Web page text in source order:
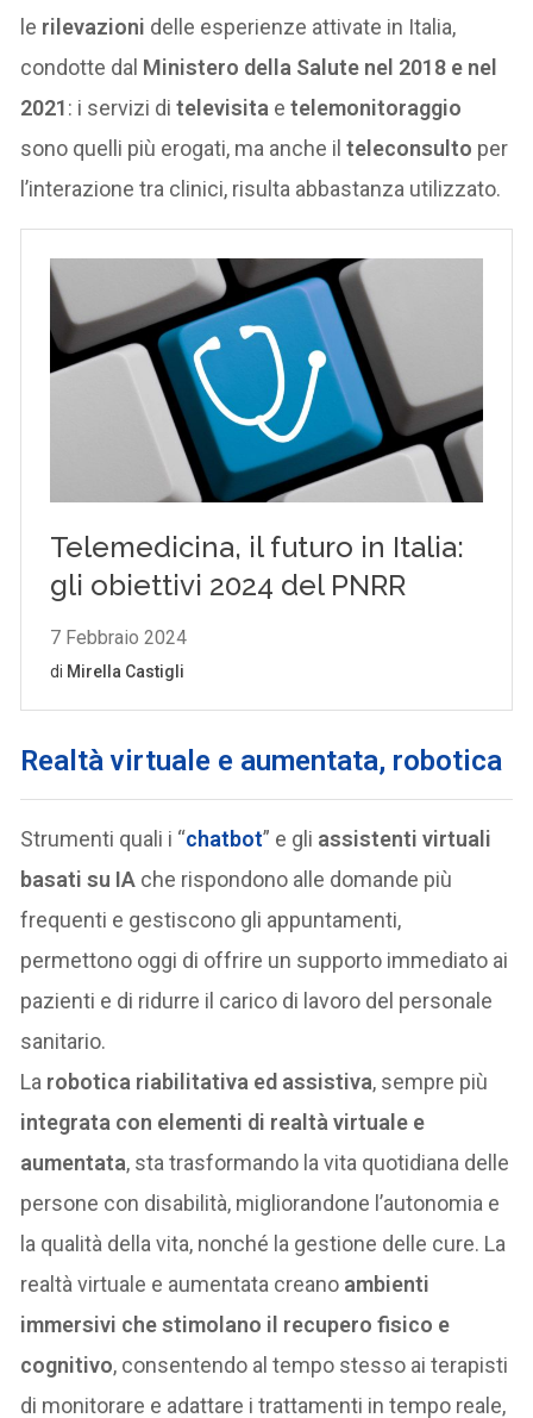
le rilevazioni delle esperienze attivate in Italia,
condotte dal Ministero della Salute nel 2018 e nel
2021: i servizi ditelevisita etelemonitoraggio
sono quelli più erogati, ma anche ilteleconsulto per
l’interazione tra clinici, risulta abbastanza utilizzato.
Realtà virtuale e aumentata, robotica
Strumenti quali i “chatbot” e gli assistenti virtuali
basati su IA che rispondono alle domande più
frequenti e gestiscono gli appuntamenti,
permettono oggi di offrire un supporto immediato ai
pazienti e di ridurre il carico di lavoro del personale
sanitario.
La robotica riabilitativa ed assistiva, sempre più
integrata con elementi di realtà virtuale e
aumentata, sta trasformando la vita quotidiana delle
persone con disabilità, migliorandone l’autonomia e
la qualità della vita, nonché la gestione delle cure. La
realtà virtuale e aumentata creano ambienti
immersivi che stimolano il recupero fisico e
cognitivo, consentendo al tempo stesso ai terapisti
di monitorare e adattare i trattamenti in tempo reale,